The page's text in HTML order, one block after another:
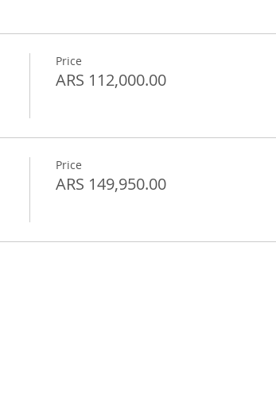
Price
ARS 112,000.00
Price
ARS 149,950.00